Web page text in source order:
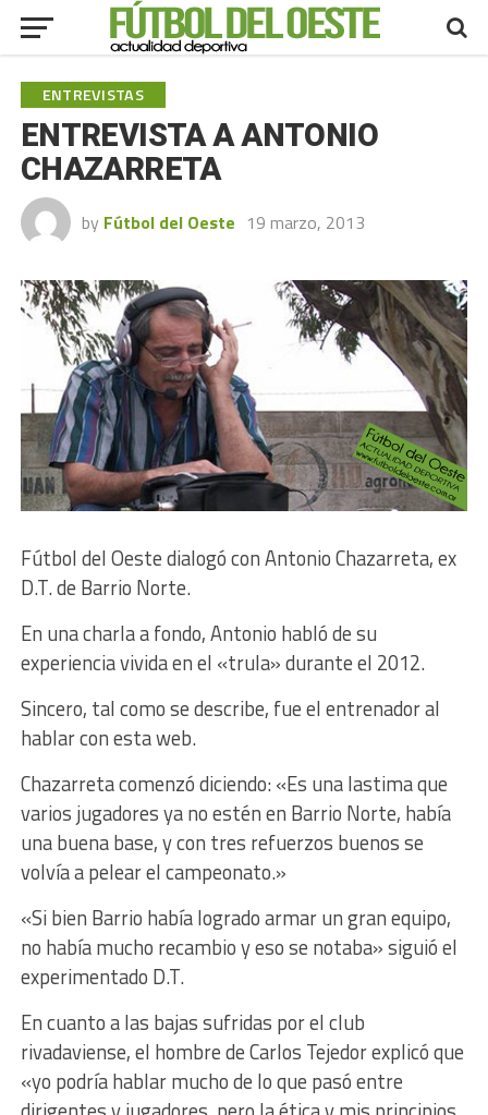
ENTREVISTAS
ENTREVISTA A ANTONIO
CHAZARRETA
by Fútbol del Oeste 19 marzo, 2013
Fútbol del Oeste dialogó con Antonio Chazarreta, ex
D.T. de Barrio Norte.
En una charla a fondo, Antonio habló de su
experiencia vivida en el «trula» durante el 2012.
Sincero, tal como se describe, fue el entrenador al
hablar con esta web.
Chazarreta comenzó diciendo: «Es una lastima que
varios jugadores ya no estén en Barrio Norte, había
una buena base, y con tres refuerzos buenos se
volvía a pelear el campeonato.»
«Si bien Barrio había logrado armar un gran equipo,
no había mucho recambio y eso se notaba» siguió el
experimentado D.T.
En cuanto a las bajas sufridas por el club
rivadaviense, el hombre de Carlos Tejedor explicó que
«yo podría hablar mucho de lo que pasó entre